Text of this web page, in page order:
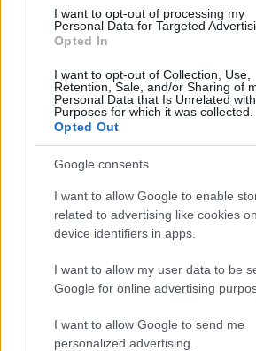
I want to opt-out of processing my
Personal Data for Targeted
Opted In
I want to opt-out of Collection, Use,
Retention, Sale, and/or Sharing of
Personal Data that Is Unrelated
Purposes for which it was collected.
Opted Out
Google consents
I want to allow Google to enable
related to advertising like cookies
device identifiers in apps.
I want to allow my user data to be
Google for online advertising
I want to allow Google to send me
personalized advertising.
F
a
ce
b
o
o
k
T
w
it
te
r
Pi
te
re
st
W
at
s
A
p
S
a
re
Articolo
Prossimo articolo
Le previsioni meteo per il
Gallura
Michelle Hunziker in
vivo: un amico vip svela come